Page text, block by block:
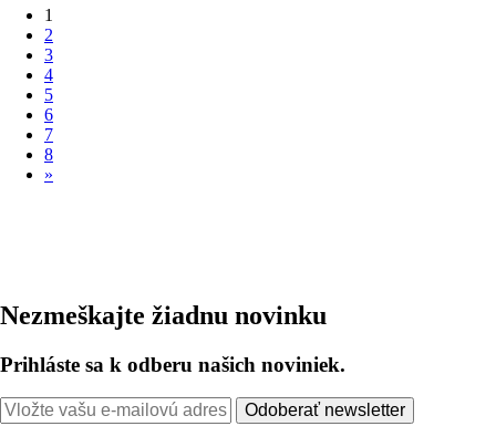
1
2
3
4
5
6
7
8
»
Nezmeškajte žiadnu novinku
Prihláste sa k odberu našich noviniek.
Odoberať newsletter